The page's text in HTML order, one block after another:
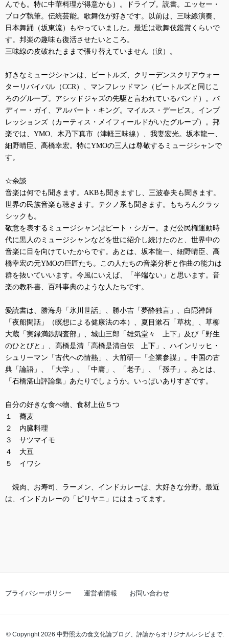
んでも。特に中華料理が得意かも）。ドライブ。読書。エッセー・
ブログ執筆。伝統芸能。歌舞伎が好きです。以前は、三味線演奏、
日本舞踊（坂東流）もやっていました。最近は歌舞伎鑑賞くらいで
す。邦楽の趣味も復活させたいところ。
三味線の皮破れたままで張り替えていません（涙）。
好きなミュージシャンは、ビートルズ、クリーデンスクリアウォー
ターリバイバル（CCR）、マンフレッドマン（ビートルズと同じこ
ろのグループ。アシッドジャズの先駆と言われているバンド）。バ
ディー・ガイ、アルバート・キング。マイルス・デービス。インプ
レッションズ（カーティス・メイフィールドがいたグループ）。邦
楽では、 YMO、木乃下真市（津軽三味線）、我妻宏光。坂本龍一、
細野晴臣、高橋幸宏。特にYMOの三人は尊敬するミュージシャンで
す。
☆余談
音楽は何でも聞きます。 AKBも聞きますし、三波春夫も聞きます。
世界の民族音楽も聴きます。テクノ系も聞きます。もちろんクラッ
シックも。
敬意を表するミュージシャンはピート・シガー。まだ公民権運動時
代に黒人のミュージシャンなどを世に紹介し続けたのと、世界中の
音楽に目を向けていたからです。あとは、坂本龍一、細野晴臣、高
橋幸宏の元YMOの巨匠たち。この人たちの音楽分析と作曲の能力は
群を抜いていいます。今風にいえば、「半端ない」と思います。音
楽の教科書、百科事典のような人たちです。
愛読書は、勝海舟「氷川世話」、勝小吉「夢酔独言」、白隠禅師
「夜船閑話」（瞑想による健康法の本）、夏目漱石「草枕」、草柳
大蔵「実録満鉄調査部」、城山三郎「雄気堂々 上下」及び「野生
のひとびと」、高橋是清「高橋是清自伝 上下」、ハインリッヒ・
シュリーマン「古代への情熱」、大前研一「企業参謀」。中国の古
典「論語」、「大学」、「中庸」、「老子」、「孫子」。あとは、
「石橋湛山評論集」あたりでしょうか。いっぱいありすぎです。
自分の好きな食べ物、食材上位５つ
１ 蕎麦
２ 内臓料理
３ サツマイモ
４ 大豆
５ イワシ
焼肉、お寿司、ラーメン、インドカレーは、大好きな分野。最近
は、インドカレーの「ピリヤニ」にはまってます。
プライバシーポリシー 運営者情報 お問い合わせ
© Copyright 2026 中野照太の食文化論ブログ、評論からオリジナルレシピまで.